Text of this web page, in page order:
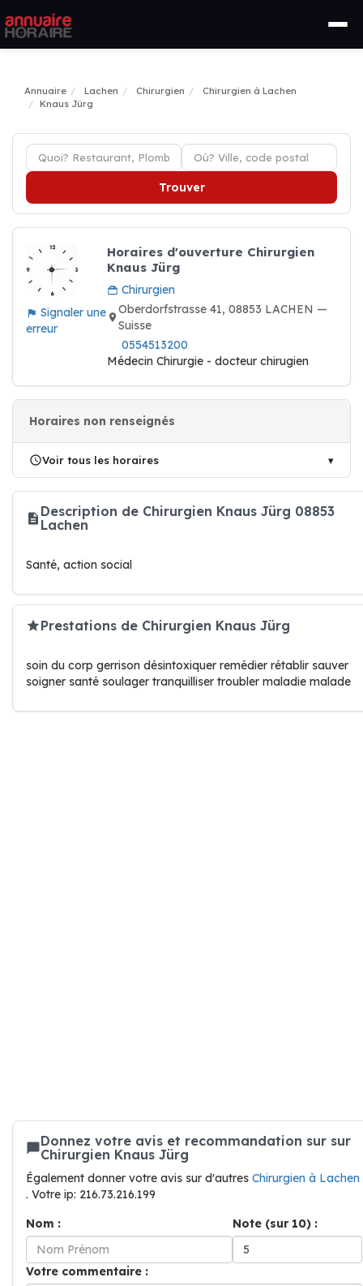
Annuaire Lachen Chirurgien
Chirurgien à Lachen
Knaus Jürg
Trouver
Signaler une
erreur
Horaires d'ouverture Chirurgien
Knaus Jürg
Chirurgien
Oberdorfstrasse 41, 08853 LACHEN —
Suisse
0554513200
Médecin Chirurgie - docteur chirugien
Horaires non renseignés
Voir tous les horaires
Description de Chirurgien Knaus Jürg 08853
Lachen
Santé, action social
Prestations de Chirurgien Knaus Jürg
soin du corp gerrison désintoxiquer remédier rétablir sauver
soigner santé soulager tranquilliser troubler maladie malade
Donnez votre avis et recommandation sur sur
Chirurgien Knaus Jürg
Également donner votre avis sur d'autres Chirurgien à Lachen
. Votre ip: 216.73.216.199
Nom :
Note (sur 10) :
Votre commentaire :